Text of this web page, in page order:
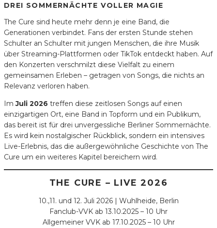
DREI SOMMERNÄCHTE VOLLER MAGIE
The Cure sind heute mehr denn je eine Band, die
Generationen verbindet. Fans der ersten Stunde stehen
Schulter an Schulter mit jungen Menschen, die ihre Musik
über Streaming-Plattformen oder TikTok entdeckt haben. Auf
den Konzerten verschmilzt diese Vielfalt zu einem
gemeinsamen Erleben – getragen von Songs, die nichts an
Relevanz verloren haben.
ImJuli 2026 treffen diese zeitlosen Songs auf einen
einzigartigen Ort, eine Band in Topform und ein Publikum,
das bereit ist für drei unvergessliche Berliner Sommernächte.
Es wird kein nostalgischer Rückblick, sondern ein intensives
Live-Erlebnis, das die außergewöhnliche Geschichte von The
Cure um ein weiteres Kapitel bereichern wird.
THE CURE – LIVE 2026
10.,11. und 12. Juli 2026 | Wuhlheide, Berlin
Fanclub-VVK ab 13.10.2025 – 10 Uhr
Allgemeiner VVK ab 17.10.2025 – 10 Uhr